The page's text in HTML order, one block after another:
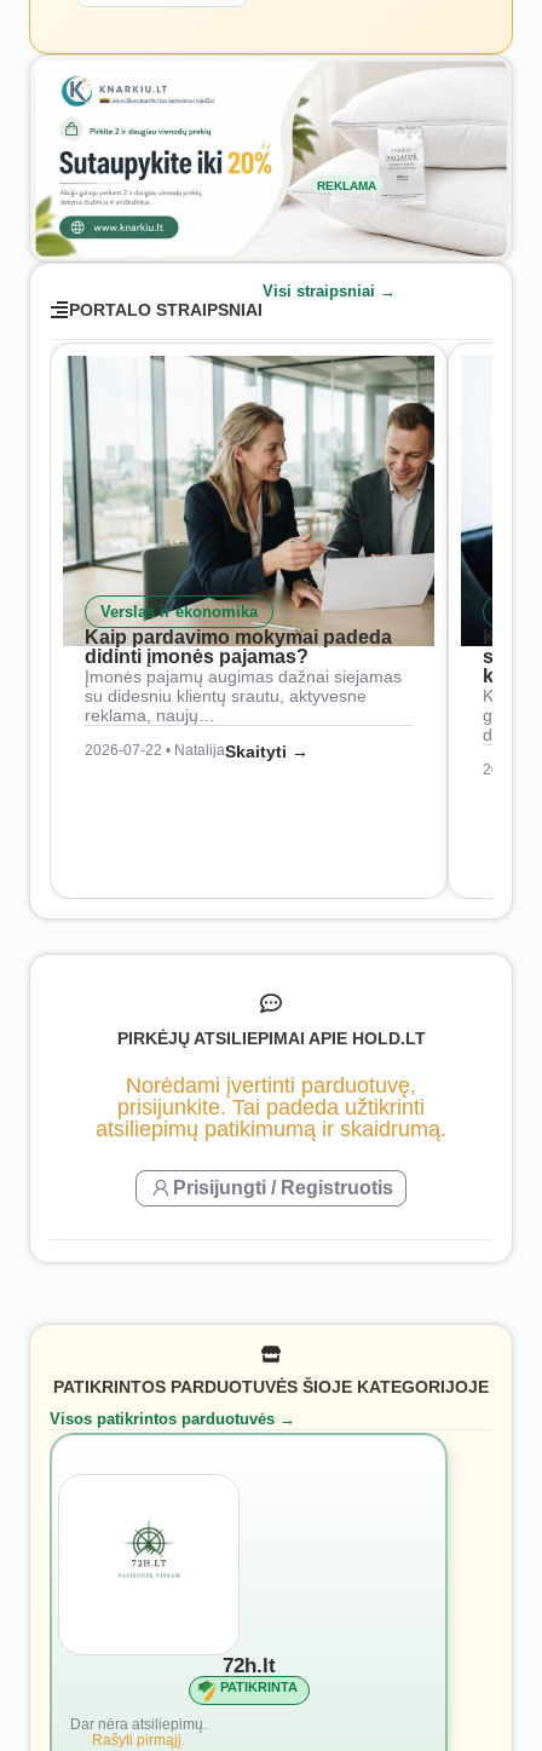
REKLAMA
PORTALO STRAIPSNIAI
Visi straipsniai →
Verslas ir ekonomika
Kaip pardavimo mokymai padeda
didinti įmonės pajamas?
Įmonės pajamų augimas dažnai siejamas
su didesniu klientų srautu, aktyvesne
reklama, naujų…
2026-07-22 • NatalijaSkaityti →
Kaip
2026-
PIRKĖJŲ ATSILIEPIMAI APIE HOLD.LT
Norėdami įvertinti parduotuvę,
prisijunkite. Tai padeda užtikrinti
atsiliepimų patikimumą ir skaidrumą.
Prisijungti / Registruotis
PATIKRINTOS PARDUOTUVĖS ŠIOJE KATEGORIJOJE
Visos patikrintos parduotuvės →
72h.lt
PATIKRINTA
Dar nėra atsiliepimų.
Rašyti pirmąjį.